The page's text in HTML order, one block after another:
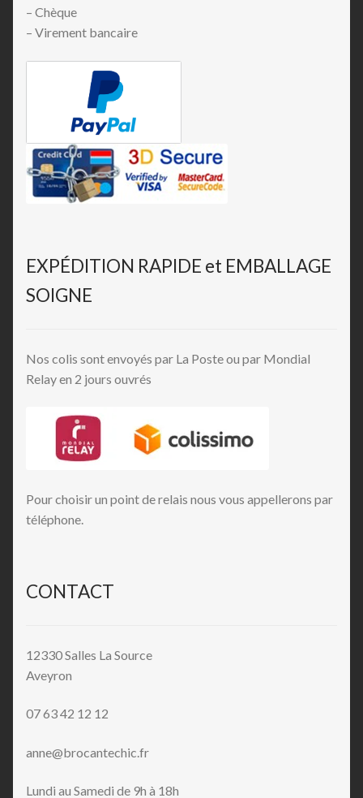
– Chèque
– Virement bancaire
EXPÉDITION RAPIDE et EMBALLAGE
SOIGNE
Nos colis sont envoyés par La Poste ou par Mondial
Relay en 2 jours ouvrés
Pour choisir un point de relais nous vous appellerons par
téléphone.
CONTACT
12330 Salles La Source
Aveyron
07 63 42 12 12
anne@brocantechic.fr
Lundi au Samedi de 9h à 18h